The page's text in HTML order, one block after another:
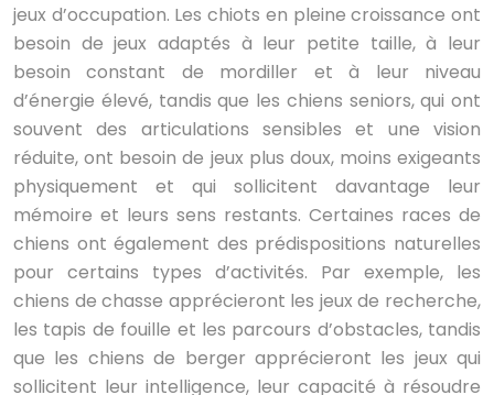
jeux d’occupation. Les chiots en pleine croissance ont
besoin de jeux adaptés à leur petite taille, à leur
besoin constant de mordiller et à leur niveau
d’énergie élevé, tandis que les chiens seniors, qui ont
souvent des articulations sensibles et une vision
réduite, ont besoin de jeux plus doux, moins exigeants
physiquement et qui sollicitent davantage leur
mémoire et leurs sens restants. Certaines races de
chiens ont également des prédispositions naturelles
pour certains types d’activités. Par exemple, les
chiens de chasse apprécieront les jeux de recherche,
les tapis de fouille et les parcours d’obstacles, tandis
que les chiens de berger apprécieront les jeux qui
sollicitent leur intelligence, leur capacité à résoudre